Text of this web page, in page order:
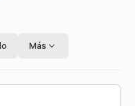
Más